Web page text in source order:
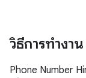
วิธีการทำงาน
Phone Number